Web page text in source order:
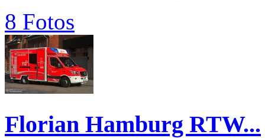
8 Fotos
Florian Hamburg RTW...